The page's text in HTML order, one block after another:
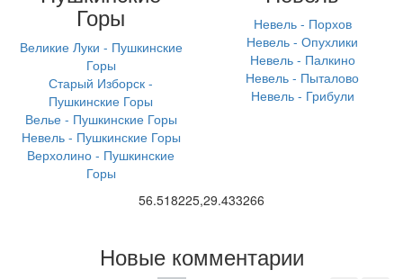
Горы
Великие Луки - Пушкинские
Горы
Старый Изборск -
Пушкинские Горы
Велье - Пушкинские Горы
Невель - Пушкинские Горы
Верхолино - Пушкинские
Горы
Невель - Порхов
Невель - Опухлики
Невель - Палкино
Невель - Пыталово
Невель - Грибули
56.518225,29.433266
Новые комментарии